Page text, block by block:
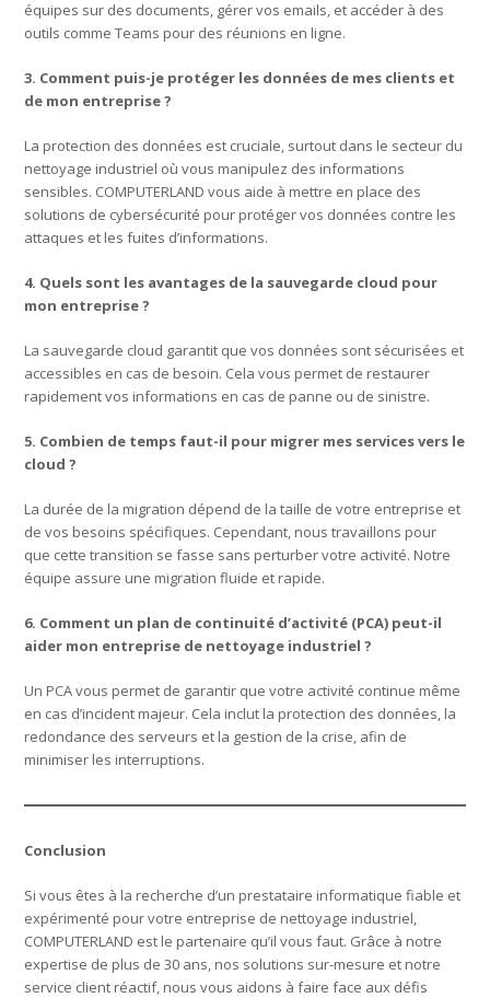
équipes sur des documents, gérer vos emails, et accéder à des
outils comme Teams pour des réunions en ligne.
3. Comment puis-je protéger les données de mes clients et
de mon entreprise ?
La protection des données est cruciale, surtout dans le secteur du
nettoyage industriel où vous manipulez des informations
sensibles. COMPUTERLAND vous aide à mettre en place des
solutions de cybersécurité pour protéger vos données contre les
attaques et les fuites d’informations.
4. Quels sont les avantages de la sauvegarde cloud pour
mon entreprise ?
La sauvegarde cloud garantit que vos données sont sécurisées et
accessibles en cas de besoin. Cela vous permet de restaurer
rapidement vos informations en cas de panne ou de sinistre.
5. Combien de temps faut-il pour migrer mes services vers le
cloud ?
La durée de la migration dépend de la taille de votre entreprise et
de vos besoins spécifiques. Cependant, nous travaillons pour
que cette transition se fasse sans perturber votre activité. Notre
équipe assure une migration fluide et rapide.
6. Comment un plan de continuité d’activité (PCA) peut-il
aider mon entreprise de nettoyage industriel ?
Un PCA vous permet de garantir que votre activité continue même
en cas d’incident majeur. Cela inclut la protection des données, la
redondance des serveurs et la gestion de la crise, afin de
minimiser les interruptions.
Conclusion
Si vous êtes à la recherche d’un prestataire informatique fiable et
expérimenté pour votre entreprise de nettoyage industriel,
COMPUTERLAND est le partenaire qu’il vous faut. Grâce à notre
expertise de plus de 30 ans, nos solutions sur-mesure et notre
service client réactif, nous vous aidons à faire face aux défis